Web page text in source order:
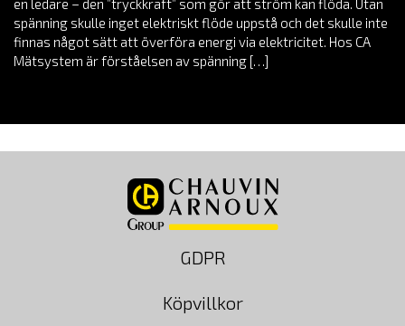
en ledare – den ”tryckkraft” som gör att ström kan flöda. Utan
spänning skulle inget elektriskt flöde uppstå och det skulle inte
finnas något sätt att överföra energi via elektricitet. Hos CA
Mätsystem är förståelsen av spänning […]
GDPR
Köpvillkor